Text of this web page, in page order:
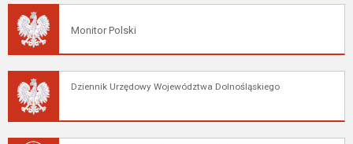
Monitor Polski
Dziennik Urzędowy Województwa Dolnośląskiego